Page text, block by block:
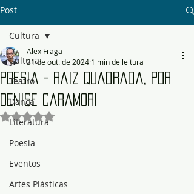
Post
Cultura
Teatro
Dança
Literatura
Poesia
Eventos
Artes Plásticas
Cultura
Poesia - Raiz Quadrada, por
Denise Caramori
Alex Fraga
31 de out. de 2024 1 min de leitura
Avaliado com NaN de 5 estrelas.